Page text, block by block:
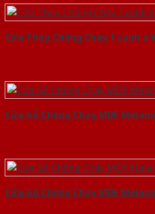
Cửa Thép Chống Cháy 1 canh
Cửa Gỗ Chống Cháy MDF
Cửa Gỗ Chống Cháy MDF